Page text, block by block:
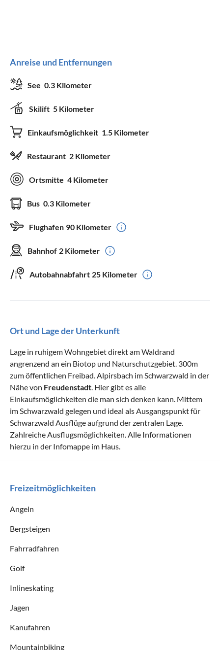
Anreise und Entfernungen
See 0.3 Kilometer
Skilift 5 Kilometer
Einkaufsmöglichkeit 1.5 Kilometer
Restaurant 2 Kilometer
Ortsmitte 4 Kilometer
Bus 0.3 Kilometer
Flughafen 90 Kilometer
Bahnhof 2 Kilometer
Autobahnabfahrt 25 Kilometer
Ort und Lage der Unterkunft
Lage in ruhigem Wohngebiet direkt am Waldrand
angrenzend an ein Biotop und Naturschutzgebiet. 300m
zum öffentlichen Freibad. Alpirsbach im Schwarzwald in der
Nähe von Freudenstadt . Hier gibt es alle
Einkaufsmöglichkeiten die man sich denken kann. Mittem
im Schwarzwald gelegen und ideal als Ausgangspunkt für
Schwarzwald Ausflüge aufgrund der zentralen Lage.
Zahlreiche Ausflugsmöglichkeiten. Alle Informationen
hierzu in der Infomappe im Haus.
Freizeitmöglichkeiten
Angeln
Bergsteigen
Fahrradfahren
Golf
Inlineskating
Jagen
Kanufahren
Mountainbiking